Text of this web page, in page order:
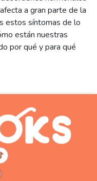
a gran parte de la
estos síntomas de lo
están nuestras
por qué y para qué